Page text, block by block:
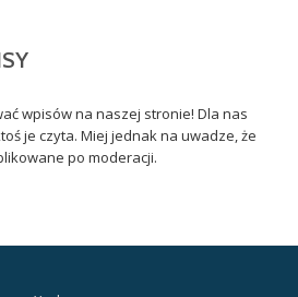
wpisów na naszej stronie! Dla nas
je czyta. Miej jednak na uwadze, że
po moderacji.